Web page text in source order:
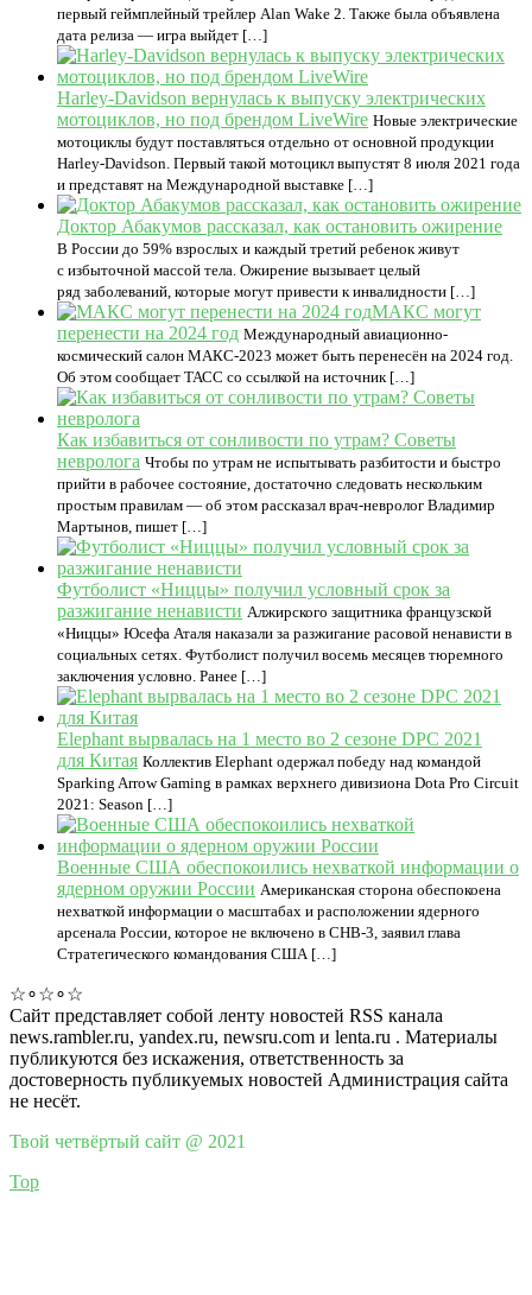
первый геймплейный трейлер Alan Wake 2. Также была объявлена
дата релиза — игра выйдет […]
Harley-Davidson вернулась к выпуску электрических
мотоциклов, но под брендом LiveWire Новые электрические
мотоциклы будут поставляться отдельно от основной продукции
Harley-Davidson. Первый такой мотоцикл выпустят 8 июля 2021 года
и представят на Международной выставке […]
Доктор Абакумов рассказал, как остановить ожирение
В России до 59% взрослых и каждый третий ребенок живут
с избыточной массой тела. Ожирение вызывает целый
ряд заболеваний, которые могут привести к инвалидности […]
МАКС могут
перенести на 2024 год Международный авиационно-
космический салон МАКС-2023 может быть перенесён на 2024 год.
Об этом сообщает ТАСС со ссылкой на источник […]
Как избавиться от сонливости по утрам? Советы
невролога Чтобы по утрам не испытывать разбитости и быстро
прийти в рабочее состояние, достаточно следовать нескольким
простым правилам — об этом рассказал врач-невролог Владимир
Мартынов, пишет […]
Футболист «Ниццы» получил условный срок за
разжигание ненависти Алжирского защитника французской
«Ниццы» Юсефа Аталя наказали за разжигание расовой ненависти в
социальных сетях. Футболист получил восемь месяцев тюремного
заключения условно. Ранее […]
Elephant вырвалась на 1 место во 2 сезоне DPC 2021
для Китая Коллектив Elephant одержал победу над командой
Sparking Arrow Gaming в рамках верхнего дивизиона Dota Pro Circuit
2021: Season […]
Военные США обеспокоились нехваткой информации о
ядерном оружии России Американская сторона обеспокоена
нехваткой информации о масштабах и расположении ядерного
арсенала России, которое не включено в СНВ-3, заявил глава
Стратегического командования США […]
☆∘☆∘☆
Сайт представляет собой ленту новостей RSS канала
news.rambler.ru, yandex.ru, newsru.com и lenta.ru . Материалы
публикуются без искажения, ответственность за
достоверность публикуемых новостей Администрация сайта
не несёт.
Твой четвёртый сайт @ 2021
Top